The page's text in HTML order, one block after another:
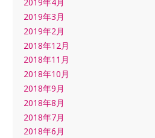
2019年3月
2019年2月
2018年12月
2018年11月
2018年10月
2018年9月
2018年8月
2018年7月
2018年6月